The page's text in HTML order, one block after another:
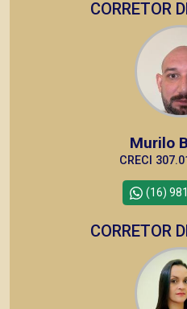
CORRETOR
Murilo
CRECI
(16)
CORRETOR